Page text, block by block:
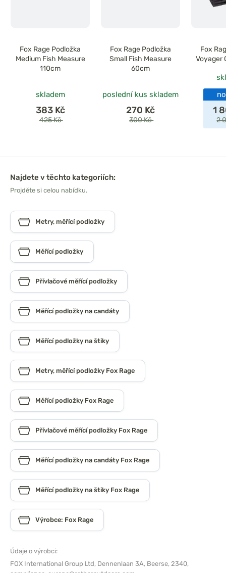
Fox Rage Podložka
Medium Fish Measure
110cm
skladem
383 Kč
425 Kč
Fox Rage Podložka
Small Fish Measure
60cm
poslední kus skladem
270 Kč
300 Kč
Fox
Voyager
1
2
Najdete v těchto kategoriích:
Projděte si celou nabídku.
Metry, měřící podložky
Měřící podložky
Přívlačové měřící podložky
Měřící podložky na candáty
Měřící podložky na štiky
Metry, měřící podložky Fox Rage
Měřící podložky Fox Rage
Přívlačové měřící podložky Fox Rage
Měřící podložky na candáty Fox Rage
Měřící podložky na štiky Fox Rage
Výrobce: Fox Rage
Údaje o výrobci:
FOX International Group Ltd, Dennenlaan 3A, Beerse, 2340,